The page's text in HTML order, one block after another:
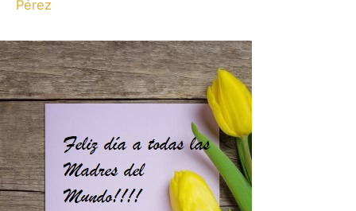
Pérez